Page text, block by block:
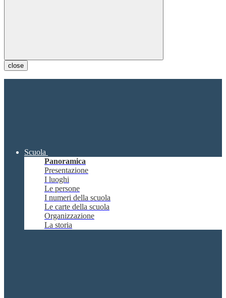
close
Scuola
Panoramica
Presentazione
I luoghi
Le persone
I numeri della scuola
Le carte della scuola
Organizzazione
La storia